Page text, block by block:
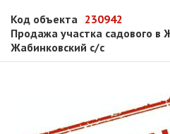
Код объекта 230942
Продажа участка садового в
Жабинковский с/с